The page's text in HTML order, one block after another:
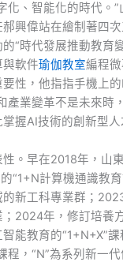
化、智能化的時代。
興偉站在繪制著四
“時代發展推動教育
與軟件瑜伽教室編程
性，他指指手機上的
產業變革不是未來時
握AI技術的創新型人
。早在2018年，山
“1+N計算機通識教
新工科專業群；
2024年，修訂培養
能教育的“1+N+X”課
程，“N”為系列新一